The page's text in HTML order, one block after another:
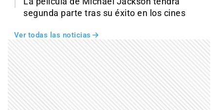
segunda parte tras su éxito en los cines
Ver todas las noticias